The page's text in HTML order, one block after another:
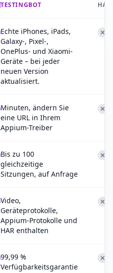
TESTINGBOT
Echte iPhones, iPads,
Galaxy-, Pixel-,
OnePlus- und Xiaomi-
Geräte – bei jeder
neuen Version
aktualisiert.
Minuten, ändern Sie
eine URL in Ihrem
Appium-Treiber
Bis zu 100
gleichzeitige
Sitzungen, auf Anfrage
Video,
Geräteprotokolle,
Appium-Protokolle und
HAR enthalten
99,99 %
Verfügbarkeitsgarantie